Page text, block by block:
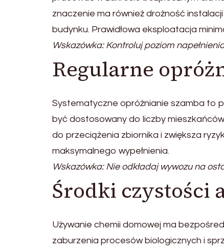
znaczenie ma również drożność
budynku. Prawidłowa eksploatacja
Wskazówka: Kontroluj poziom
Regularne
Systematyczne opróżnianie szamba to
być dostosowany do liczby
do przeciążenia zbiornika i zwiększa
maksymalnego wypełnienia.
Wskazówka: Nie odkładaj wywozu na
Środki czystości
Używanie chemii domowej ma
zaburzenia procesów biologicznych i